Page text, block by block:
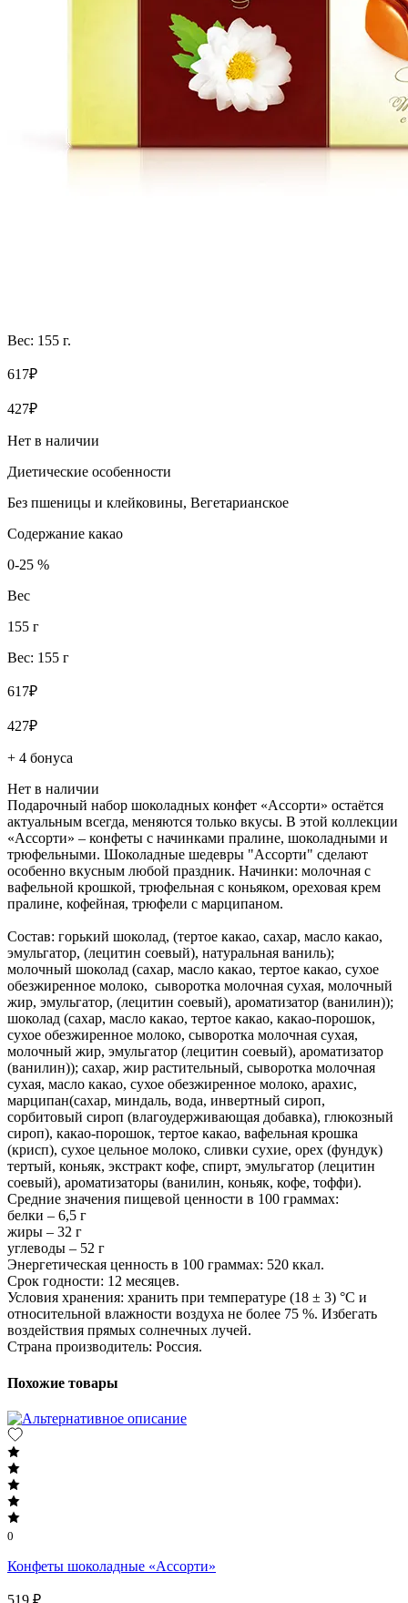
Вес: 155 г.
617₽
427₽
Нет в наличии
Диетические особенности
Без пшеницы и клейковины, Вегетарианское
Содержание какао
0-25 %
Вес
155 г
Вес: 155 г
617₽
427₽
+ 4 бонуса
Нет в наличии
Подарочный набор шоколадных конфет «Ассорти» остаётся
актуальным всегда, меняются только вкусы. В этой коллекции
«Ассорти» – конфеты с начинками пралине, шоколадными и
трюфельными. Шоколадные шедевры "Ассорти" сделают
особенно вкусным любой праздник. Начинки: молочная с
вафельной крошкой, трюфельная с коньяком, ореховая крем
пралине, кофейная, трюфели с марципаном.
Состав: горький шоколад, (тертое какао, сахар, масло какао,
эмульгатор, (лецитин соевый), натуральная ваниль);
молочный шоколад (сахар, масло какао, тертое какао, сухое
обезжиренное молоко, сыворотка молочная сухая, молочный
жир, эмульгатор, (лецитин соевый), ароматизатор (ванилин));
шоколад (сахар, масло какао, тертое какао, какао-порошок,
сухое обезжиренное молоко, сыворотка молочная сухая,
молочный жир, эмульгатор (лецитин соевый), ароматизатор
(ванилин)); сахар, жир растительный, сыворотка молочная
сухая, масло какао, сухое обезжиренное молоко, арахис,
марципан(сахар, миндаль, вода, инвертный сироп,
сорбитовый сироп (влагоудерживающая добавка), глюкозный
сироп), какао-порошок, тертое какао, вафельная крошка
(крисп), сухое цельное молоко, сливки сухие, орех (фундук)
тертый, коньяк, экстракт кофе, спирт, эмульгатор (лецитин
соевый), ароматизаторы (ванилин, коньяк, кофе, тоффи).
Средние значения пищевой ценности в 100 граммах:
белки – 6,5 г
жиры – 32 г
углеводы – 52 г
Энергетическая ценность в 100 граммах: 520 ккал.
Срок годности: 12 месяцев.
Условия хранения: хранить при температуре (18 ± 3) °C и
относительной влажности воздуха не более 75 %. Избегать
воздействия прямых солнечных лучей.
Страна производитель: Россия.
Похожие товары
0
Конфеты шоколадные «Ассорти»
519 ₽